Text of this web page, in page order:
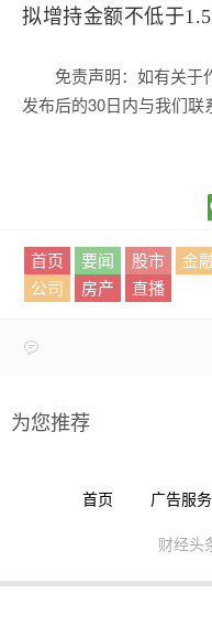
拟增持金额不低于
免责声明：如有关于
发布后的30日内与我们联
首页 要闻 股市 金
公司
房产 直播
为您推荐
首页 广告服务
财经